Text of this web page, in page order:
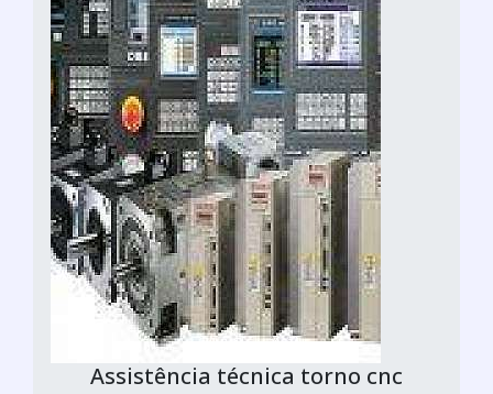
Assistência técnica torno cnc